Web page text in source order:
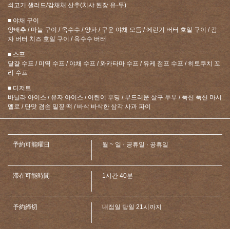
쇠고기 샐러드/감채채 산추(치샤 된장 유·무)
■ 야채 구이
양배추 / 마늘 구이 / 옥수수 / 양파 / 구운 야채 모듬 / 에린기 버터 호일 구이 / 감
자 버터 치즈 호일 구이 / 옥수수 버터
■ 스프
달걀 수프 / 미역 수프 / 야채 수프 / 와카타마 수프 / 유케 점프 수프 / 히토쿠치 꼬
리 수프
■ 디저트
바닐라 아이스 / 유자 아이스 / 어린이 푸딩 / 부드러운 살구 두부 / 푹신 푹신 마시
멜로 / 단맛 겸손 밀짚 떡 / 바삭 바삭한 삼각 사과 파이
予約可能曜日 월 ~ 일 · 공휴일 · 공휴일
滞在可能時間 1시간 40분
予約締切 내점일 당일 21시까지
兵庫県姫路市飾磨区中島619-2
https://gyutashikama.owst.jp/courses/65313084
お店情報をコピー